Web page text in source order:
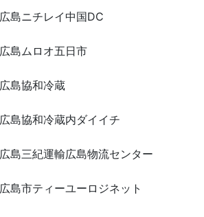
広島ニチレイ中国DC
広島ムロオ五日市
広島協和冷蔵
広島協和冷蔵内ダイイチ
広島三紀運輸広島物流センター
広島市ティーユーロジネット